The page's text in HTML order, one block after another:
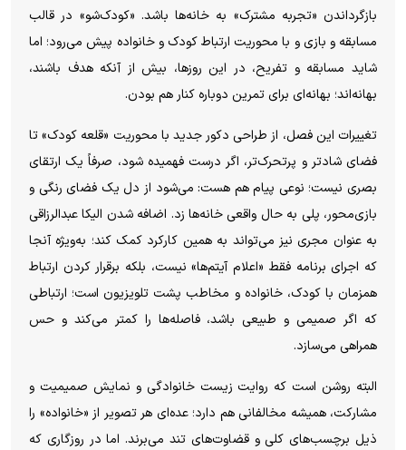
بازگرداندن «تجربه مشترک» به خانه‌ها باشد. «کودک‌شو» در قالب
مسابقه و بازی و با محوریت ارتباط کودک و خانواده پیش می‌رود؛ اما
شاید مسابقه و تفریح، در این روزها، بیش از آنکه هدف باشند،
بهانه‌اند؛ بهانه‌ای برای تمرین دوباره کنار هم بودن.
تغییرات این فصل، از طراحی دکور جدید با محوریت «قلعه کودک» تا
فضای شادتر و پرتحرک‌تر، اگر درست فهمیده شود، صرفاً یک ارتقای
بصری نیست؛ نوعی پیام هم هست: می‌شود از دل یک فضای رنگی و
بازی‌محور، پلی به حال واقعی خانه‌ها زد. اضافه شدن الیکا عبدالرزاقی
به عنوان مجری نیز می‌تواند به همین کارکرد کمک کند؛ به‌ویژه آنجا
که اجرای برنامه فقط «اعلام آیتم‌ها» نیست، بلکه برقرار کردن ارتباط
همزمان با کودک، خانواده و مخاطب پشت تلویزیون است؛ ارتباطی
که اگر صمیمی و طبیعی باشد، فاصله‌ها را کمتر می‌کند و حس
همراهی می‌سازد.
البته روشن است که روایت زیست خانوادگی و نمایش صمیمیت و
مشارکت، همیشه مخالفانی هم دارد؛ عده‌ای هر تصویر از «خانواده» را
ذیل برچسب‌های کلی و قضاوت‌های تند می‌برند. اما در روزگاری که